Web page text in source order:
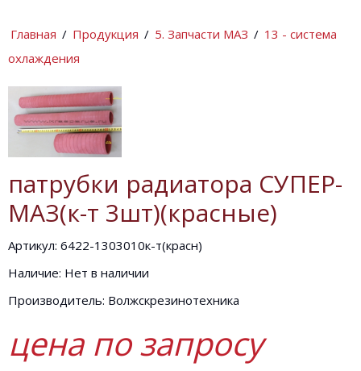
Главная / Продукция / 5. Запчасти МАЗ / 13 - система
охлаждения
патрубки радиатора СУПЕР-
МАЗ(к-т 3шт)(красные)
Артикул: 6422-1303010к-т(красн)
Наличие: Нет в наличии
Производитель: Волжскрезинотехника
цена по запросу